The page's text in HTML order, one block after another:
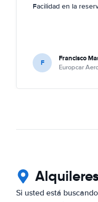
Facilidad en la
F Francisco
Europcar
Si usted está